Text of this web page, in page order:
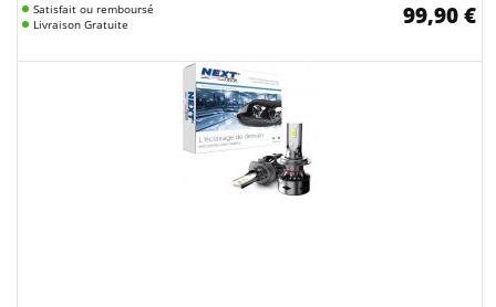
Satisfait ou remboursé
Livraison Gratuite
99,90 €